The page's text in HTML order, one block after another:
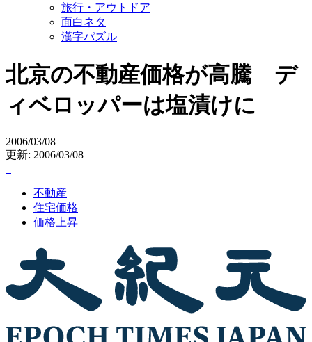
旅行・アウトドア
面白ネタ
漢字パズル
北京の不動産価格が高騰 デ
ィベロッパーは塩漬けに
2006/03/08
更新: 2006/03/08
不動産
住宅価格
価格上昇